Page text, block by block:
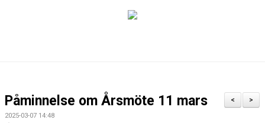
DOMARINFORMATION
>
<
Påminnelse om Årsmöte 11 mars
2025-03-07 14:48